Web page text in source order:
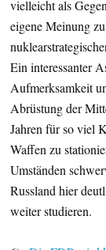
vielleicht als
eigene Meinung
Ein interessanter
Aufmerksamkeit
Abrüstung der
Jahren für so viel
Waffen zu
Umständen
Russland hier
weiter studieren.